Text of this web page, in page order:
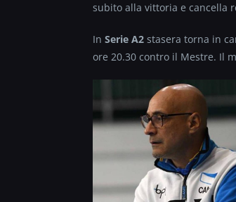
subito alla vittoria e cancella
In Serie A2 stasera torna in
ore 20.30 contro il Mestre. Il